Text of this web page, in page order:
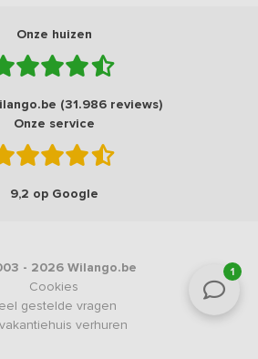
1
Onze huizen
(31.986 reviews)
Onze service
9,2 op Google
- 2026 Wilango.be
Cookies
gestelde vragen
verhuren